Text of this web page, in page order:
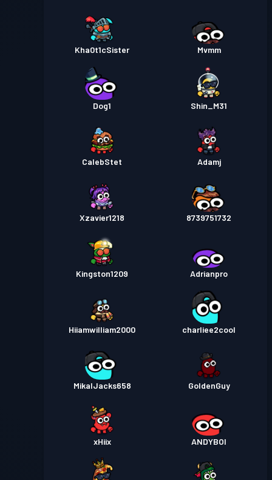
Kha0t1cSister Mvmm
Dog1 Shin_M31
CalebStet Adamj
Xzavier1218 8739751732
Kingston1209 Adrianpro
Hiiamwilliam2000 charliee2cool
MikalJacks658 GoldenGuy
xHiix ANDYBOI